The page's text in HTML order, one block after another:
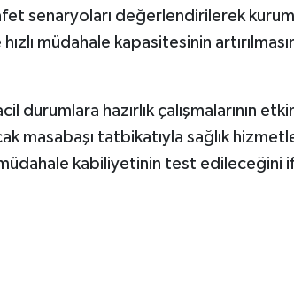
senaryoları değerlendirilerek
müdahale kapasitesinin
durumlara hazırlık çalışmalarının
masabaşı tatbikatıyla sağlık
kabiliyetinin test edileceğini